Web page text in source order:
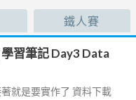
鐵人賽
習筆記 Day3 Data
就是要實作了 資料下載